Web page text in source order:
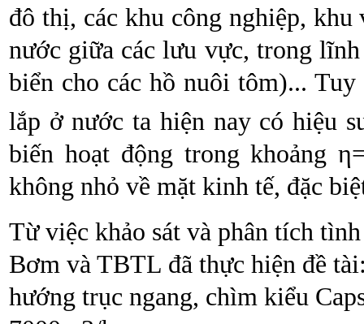
đô thị, các khu công nghiệp, khu
nước giữa các lưu vực, trong
biển cho các hồ nuôi tôm)...
lắp ở nước ta hiện nay có hiệu
biến hoạt động trong khoảng
không nhỏ về mặt kinh tế, đặc
Từ việc khảo sát và phân tích
Bơm và TBTL đã thực hiện đề
hướng trục ngang, chìm kiểu